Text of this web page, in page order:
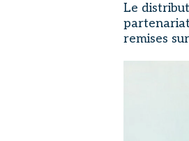
Le
remises